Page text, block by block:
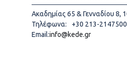
Ακαδημίας 65 & Γενναδίου 8,
Τηλέφωνα:
+30 213-2147500
Email:info@kede.gr